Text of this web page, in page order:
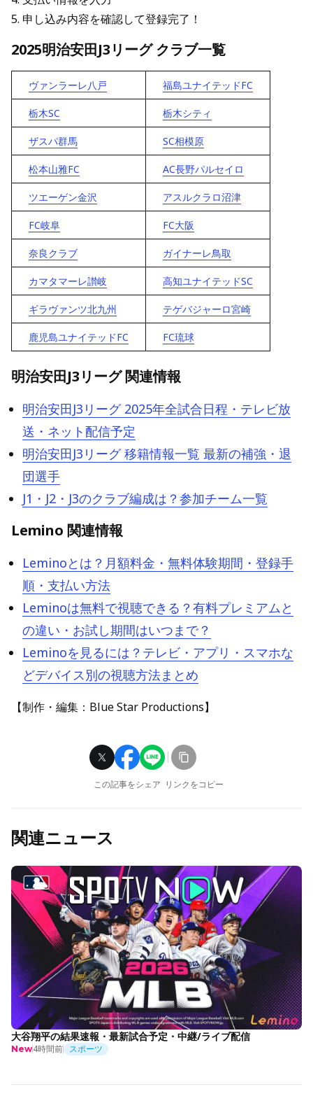
5. 申し込み内容を確認して登録完了！
2025明治安田J3リーグ クラブ一覧
ヴァンラーレ八戸 福島ユナイテッドFC
栃木SC 栃木シティ
ザスパ群馬 SC相模原
松本山雅FC AC長野パルセイロ
ツエーゲン金沢 アスルクラロ沼津
FC岐阜 FC大阪
奈良クラブ ガイナーレ鳥取
カマタマーレ讃岐 高知ユナイテッドSC
ギラヴァンツ北九州 テゲバジャーロ宮崎
鹿児島ユナイテッドFC FC琉球
明治安田J3リーグ 関連情報
明治安田J3リーグ 2025年全試合日程・テレビ放
送・ネット配信予定
明治安田J3リーグ 移籍情報一覧 最新の補強・退
団選手
J1・J2・J3のクラブ編成は？参加チーム一覧
Lemino 関連情報
Leminoとは？月額料金・無料体験期間・登録手
順・支払い方法
Leminoは無料で視聴できる？有料プレミアムと
の違い・お試し期間はいつまで？
Leminoを見るには？テレビ・アプリ・スマホな
どデバイス別の視聴方法まとめ
【制作・編集：Blue Star Productions】
この記事をシェア リンクをコピー
関連ニュース
大谷翔平の結果速報・最新試合予定・中継/ライブ配信
New4時間前 スポーツ